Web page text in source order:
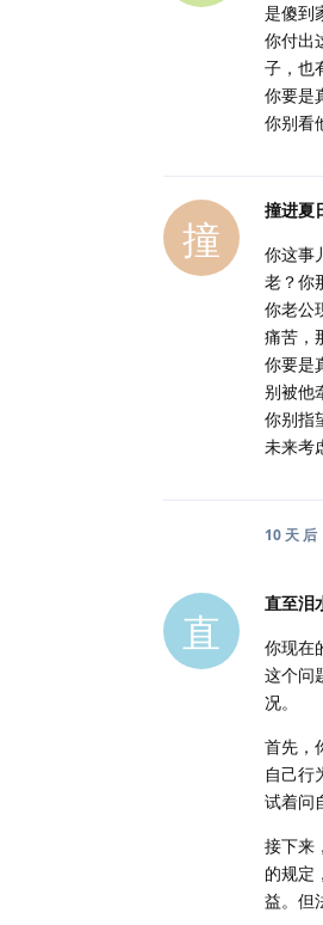
是傻到
你付出
子，也
你要是
你别看
撞
撞进夏
你这事
老？你
你老公
痛苦，
你要是
别被他
你别指
未来考
10 天 后
直
直至泪
你现在
这个问
况。
首先，
自己行
试着问
接下来
的规定
益。但